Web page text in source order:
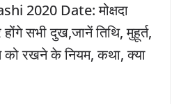
2020 Date: मोक्षदा
सभी दुख,जानें तिथि, मुहूर्त,
को रखने के नियम, कथा, क्या